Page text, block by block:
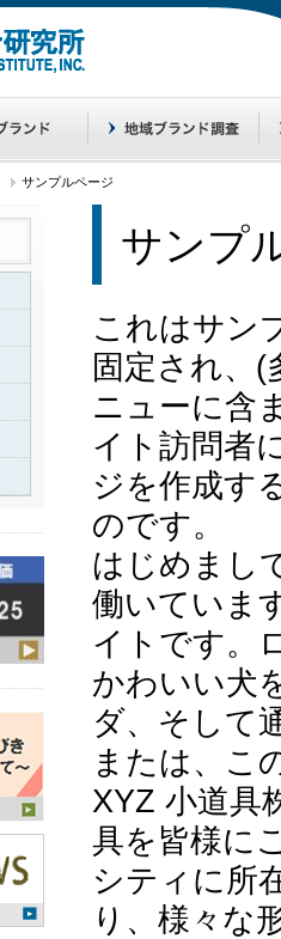
サンプルページ
サンプ
これはサン
固定され、
ニューに含
イト訪問者
ジを作成す
のです。
はじめまし
働いていま
イトです。
かわいい犬
ダ、そして
または、こ
XYZ 小道具
具を皆様に
シティに所
り、様々な